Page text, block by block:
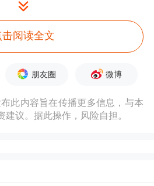
讲中指出，中国金融
球领先地位，但目前
发优势还没能完全升
。他强调，
金融科技
融业至关重要，对于
击阅读全文
朋友圈 微博
此内容旨在传播更多信息，与本
议。据此操作，风险自担。